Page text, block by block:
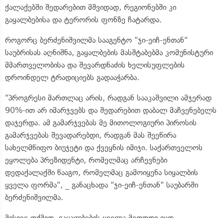
ქალაქებში შედარებით მშვიდად, რეგიონებში კი
გაყალბებისა და ტერორის ფონზე ჩატარდა.
როგორც ბერძენიშვილმა სააგენტო "ჯი-ეიჩ-ენთან"
საუბრისას აღნიშნა, გაყალბების მასშტაბებმა კომუნისტური
მმართველობისა და შევარდნაძის ხელისუფლების
დროინდელ ტრადიციებს გადააჭარბა.
"პროგრესი მართლაც არის, რადგან სააკაშვილი ამჯერად
90%-ით არ იმარჯვებს და შედარებით დაბალ მაჩვენებელს
დაჯერდა. ამ გამარჯვებას მე მითოლოგიური პიროსის
გამარჯვებას შევადარებდი, რადგან მას შეეწირა
სახელმწიფო ბიუჯეტი და ქვეყნის იმიჯი. საქართველოს
ეყოლება პრეზიდენტი, რომელმაც არჩევნები
დედაქალაქში წააგო, რომელმაც გამოიყენა სიყალბის
ყველა ფორმა", _ განაცხადა "ჯი-ეიჩ-ენთან" საუბარში
ბერძენიშვილმა.